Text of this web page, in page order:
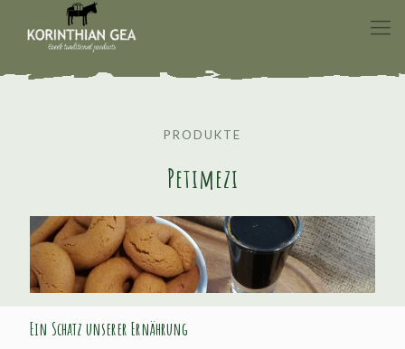
PRODUKTE
Petimezi
Ein Schatz unserer Ernährung